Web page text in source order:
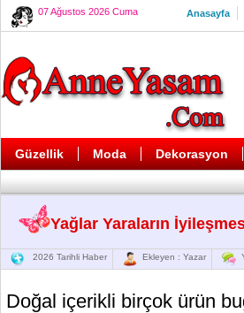
07 Ağustos 2026 Cuma Anasayfa
Güzellik Moda Dekorasyon
Yağlar Yaraların
2026 Tarihli Haber Ekleyen : Yazar
Doğal içerikli birçok ürün